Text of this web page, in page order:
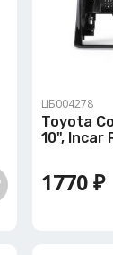
ЦБ004278
Toyota
10", Incar
1770 ₽